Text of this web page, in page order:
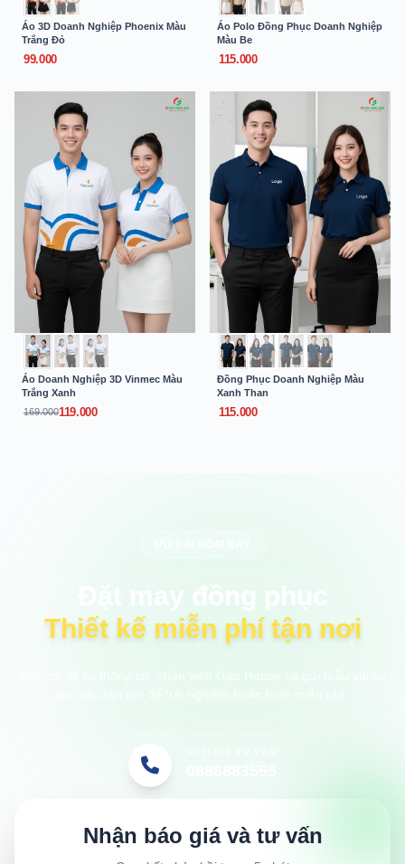
Áo 3D Doanh Nghiệp Phoenix Màu
Trắng Đỏ
99.000
Áo Polo Đồng Phục Doanh Nghiệp
Màu Be
115.000
Áo Doanh Nghiệp 3D Vinmec Màu
Trắng Xanh
169.000119.000
Đồng Phục Doanh Nghiệp Màu
Xanh Than
115.000
Thiết kế miễn phí tận nơi
Nhận báo giá và tư vấn